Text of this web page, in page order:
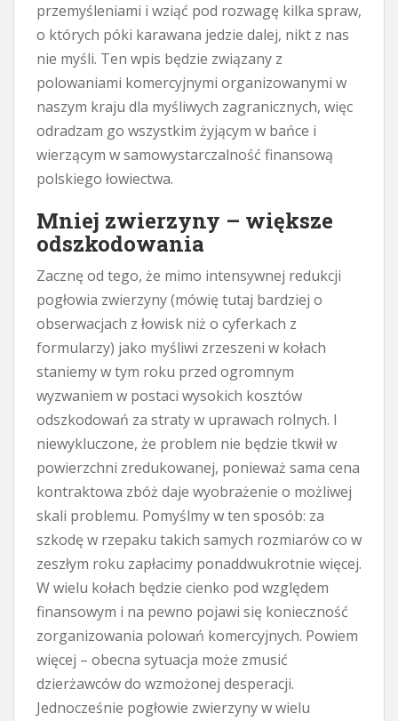
przemyśleniami i wziąć pod rozwagę kilka spraw,
o których póki karawana jedzie dalej, nikt z nas
nie myśli. Ten wpis będzie związany z
polowaniami komercyjnymi organizowanymi w
naszym kraju dla myśliwych zagranicznych, więc
odradzam go wszystkim żyjącym w bańce i
wierzącym w samowystarczalność finansową
polskiego łowiectwa.
Mniej zwierzyny – większe
odszkodowania
Zacznę od tego, że mimo intensywnej redukcji
pogłowia zwierzyny (mówię tutaj bardziej o
obserwacjach z łowisk niż o cyferkach z
formularzy) jako myśliwi zrzeszeni w kołach
staniemy w tym roku przed ogromnym
wyzwaniem w postaci wysokich kosztów
odszkodowań za straty w uprawach rolnych. I
niewykluczone, że problem nie będzie tkwił w
powierzchni zredukowanej, ponieważ sama cena
kontraktowa zbóż daje wyobrażenie o możliwej
skali problemu. Pomyślmy w ten sposób: za
szkodę w rzepaku takich samych rozmiarów co w
zeszłym roku zapłacimy ponaddwukrotnie więcej.
W wielu kołach będzie cienko pod względem
finansowym i na pewno pojawi się konieczność
zorganizowania polowań komercyjnych. Powiem
więcej – obecna sytuacja może zmusić
dzierżawców do wzmożonej desperacji.
Jednocześnie pogłowie zwierzyny w wielu